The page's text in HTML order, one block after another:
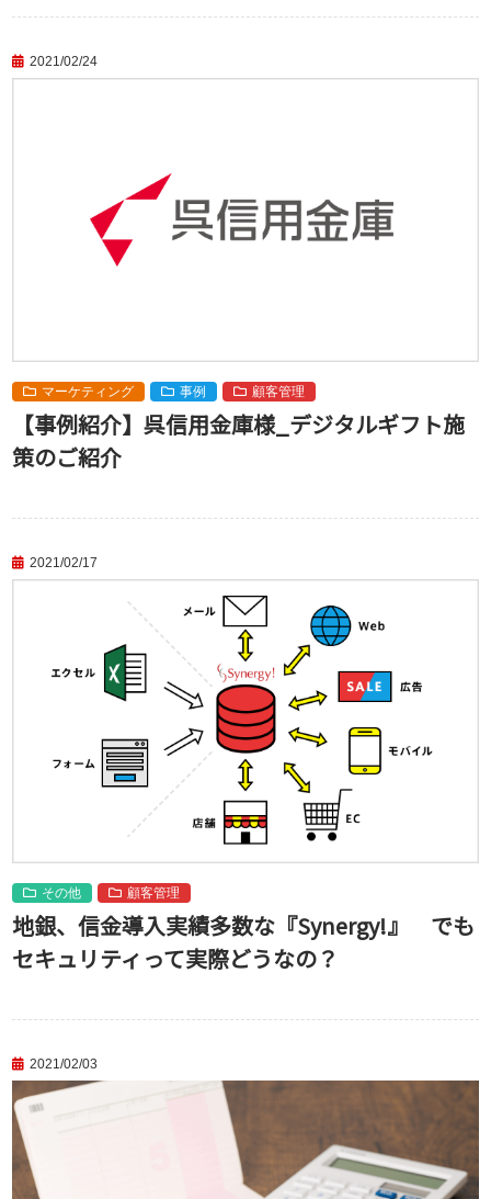
2021/02/24
マーケティング 事例 顧客管理
【事例紹介】呉信用金庫様_デジタルギフト施
策のご紹介
2021/02/17
その他 顧客管理
地銀、信金導入実績多数な『Synergy!』 でも
セキュリティって実際どうなの？
2021/02/03